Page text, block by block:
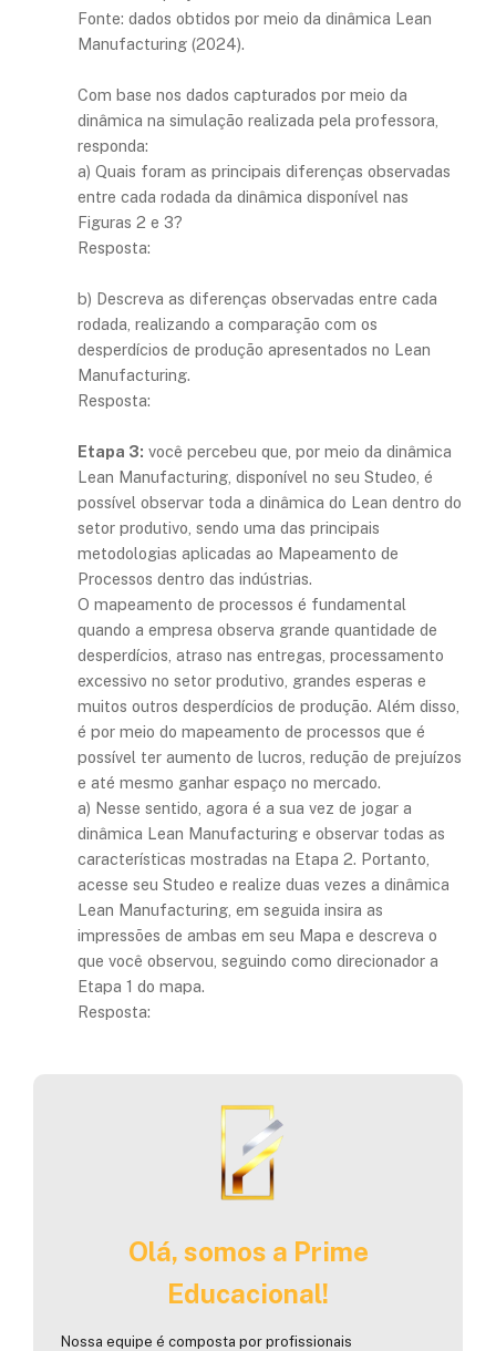
Fonte: dados obtidos por meio da dinâmica Lean
Manufacturing (2024).
Com base nos dados capturados por meio da
dinâmica na simulação realizada pela professora,
responda:
a) Quais foram as principais diferenças observadas
entre cada rodada da dinâmica disponível nas
Figuras 2 e 3?
Resposta:
b) Descreva as diferenças observadas entre cada
rodada, realizando a comparação com os
desperdícios de produção apresentados no Lean
Manufacturing.
Resposta:
Etapa 3: você percebeu que, por meio da dinâmica
Lean Manufacturing, disponível no seu Studeo, é
possível observar toda a dinâmica do Lean dentro do
setor produtivo, sendo uma das principais
metodologias aplicadas ao Mapeamento de
Processos dentro das indústrias.
O mapeamento de processos é fundamental
quando a empresa observa grande quantidade de
desperdícios, atraso nas entregas, processamento
excessivo no setor produtivo, grandes esperas e
muitos outros desperdícios de produção. Além disso,
é por meio do mapeamento de processos que é
possível ter aumento de lucros, redução de prejuízos
e até mesmo ganhar espaço no mercado.
a) Nesse sentido, agora é a sua vez de jogar a
dinâmica Lean Manufacturing e observar todas as
características mostradas na Etapa 2. Portanto,
acesse seu Studeo e realize duas vezes a dinâmica
Lean Manufacturing, em seguida insira as
impressões de ambas em seu Mapa e descreva o
que você observou, seguindo como direcionador a
Etapa 1 do mapa.
Resposta:
Olá, somos a Prime
Educacional!
Nossa equipe é composta por profissionais